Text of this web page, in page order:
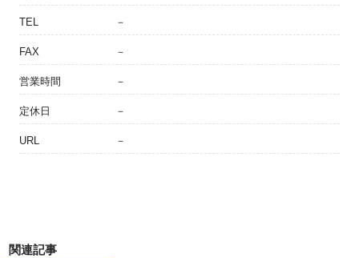
TEL －
FAX －
営業時間 －
定休日 －
URL －
関連記事